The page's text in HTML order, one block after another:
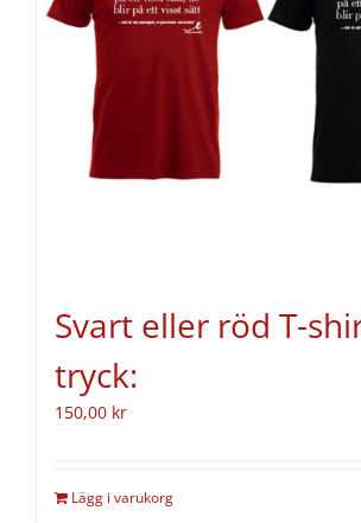
Svart eller röd T-
tryck:
150,00 kr
Lägg i varukorg